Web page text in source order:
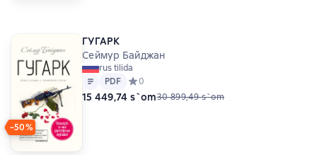
−50%
ГУГАРК
Сеймур Байджан
rus tilida
Matn
PDF
PDF Средний рейтинг 0 на основе 0 оценок
0
15 449,74 s`om30 899,49 s`om